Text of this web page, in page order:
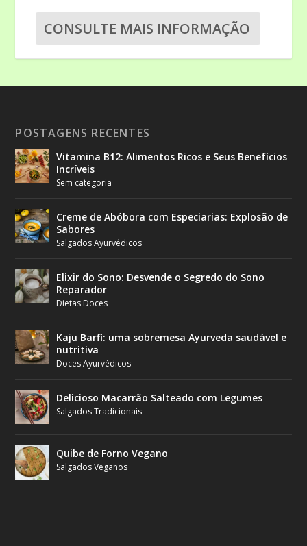
CONSULTE MAIS INFORMAÇÃO
POSTAGENS RECENTES
Vitamina B12: Alimentos Ricos e Seus Benefícios
Incríveis
Sem categoria
Creme de Abóbora com Especiarias: Explosão de
Sabores
Salgados Ayurvédicos
Elixir do Sono: Desvende o Segredo do Sono
Reparador
Dietas Doces
Kaju Barfi: uma sobremesa Ayurveda saudável e
nutritiva
Doces Ayurvédicos
Delicioso Macarrão Salteado com Legumes
Salgados Tradicionais
Quibe de Forno Vegano
Salgados Veganos